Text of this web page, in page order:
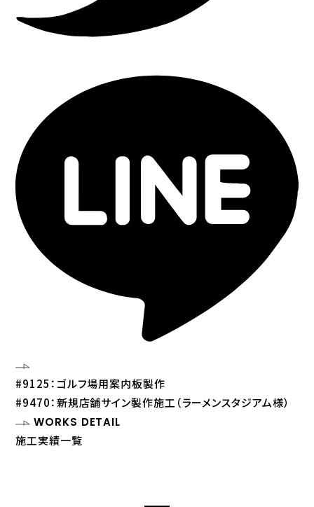
#9125：ゴルフ場用案内板製作
#9470：新規店舗サイン製作施工（ラーメンスタジアム様）
WORKS DETAIL
施工実績一覧